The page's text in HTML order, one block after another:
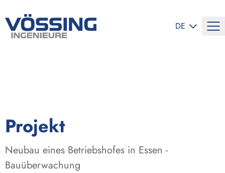
DE
Projekt
Neubau eines Betriebshofes in Essen -
Bauüberwachung